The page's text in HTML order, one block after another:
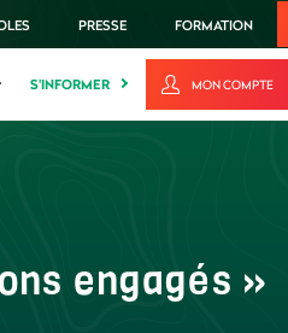
PRESSE FORMATION
S'INFORMER MON COMPTE
engagés »